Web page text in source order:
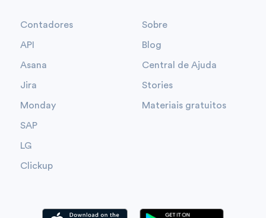
Contadores
API
Asana
Jira
Monday
SAP
LG
Clickup
Sobre
Blog
Central de Ajuda
Stories
Materiais gratuitos